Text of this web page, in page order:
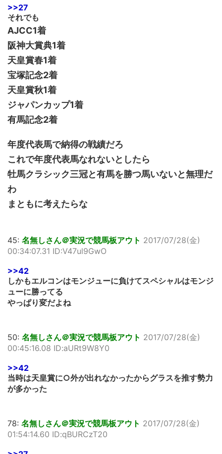
>>27
それでも
AJCC1着
阪神大賞典1着
天皇賞春1着
宝塚記念2着
天皇賞秋1着
ジャパンカップ1着
有馬記念2着
年度代表馬で納得の戦績だろ
これで年度代表馬なれないとしたら
牡馬クラシック三冠と有馬を勝つ馬いないと無理だ
わ
まともに考えたらな
45: 名無しさん＠実況で競馬板アウト 2017/07/28(金)
00:34:07.31 ID:V47ul9GwO
>>42
しかもエルコンはモンジューに負けてスペシャルはモンジ
ューに勝ってる
やっぱり変だよね
50: 名無しさん＠実況で競馬板アウト 2017/07/28(金)
00:45:16.08 ID:aURt9W8Y0
>>42
当時は天皇賞に○外が出れなかったからグラスを推す勢力
が多かった
78: 名無しさん＠実況で競馬板アウト 2017/07/28(金)
01:54:14.60 ID:qBURCzT20